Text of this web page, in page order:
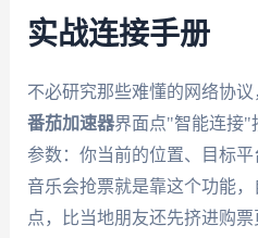
实战连接手册
不必研究那些难懂的网络协
番茄加速器界面点"智能连接"
参数：你当前的位置、目标
音乐会抢票就是靠这个功能
点，比当地朋友还先挤进购票